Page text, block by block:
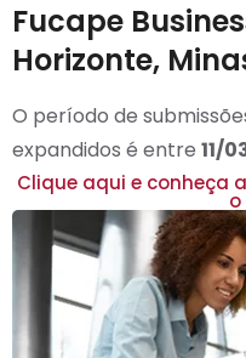
Fucape
Horizonte,
O período de
expandidos é entre 11/
Clique aqui e conheça
o